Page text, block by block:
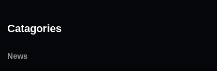
Catagories
News